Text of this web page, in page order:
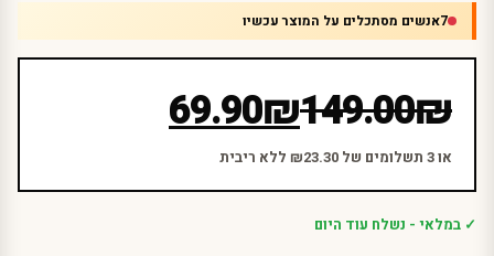
7אנשים מסתכלים על המוצר עכשיו
₪
149.00המחיר
המקורי
היה:
₪
69.90
המחיר
הנוכחי
הוא:או 3 תשלומים של ₪23.30 ללא ריבית
✓ במלאי - נשלח עוד היום